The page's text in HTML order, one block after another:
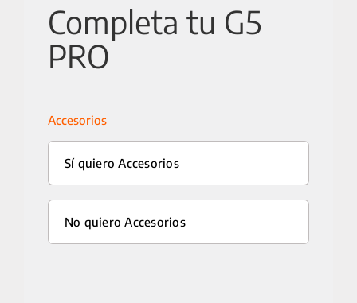
25 km/h
CICLOMOTORES
MOTOCICLETAS
Completa tu G5
PRO
Accesorios
Sí quiero Accesorios
No quiero Accesorios